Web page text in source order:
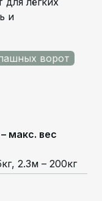
и
ворот
макс. вес
2.3м – 200кг